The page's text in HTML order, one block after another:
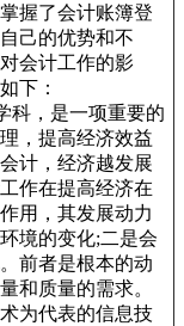
握了会计账簿登
己的优势和不
会计工作的影
下：
科，是一项重要的
，提高经济效益
计，经济越发展
作在提高经济在
用，其发展动力
境的变化;二是会
前者是根本的动
和质量的需求。
为代表的信息技